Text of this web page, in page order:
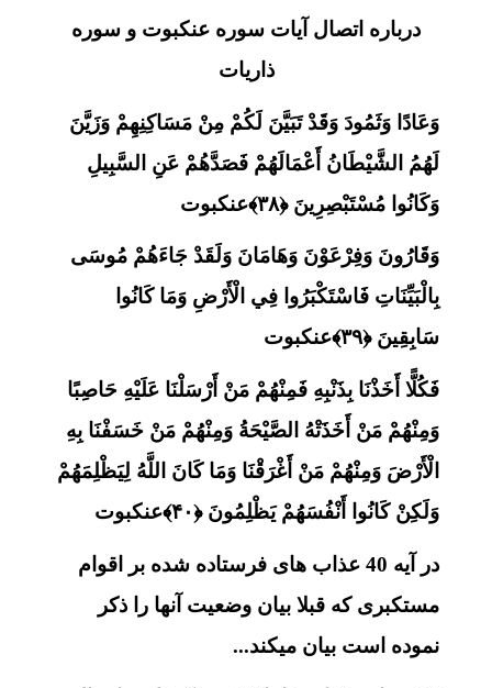
درباره اتصال آیات سوره عنکبوت و سوره
ذاریات
وَعَادًا وَثَمُودَ وَقَدْ تَبَيَّنَ لَكُمْ مِنْ مَسَاكِنِهِمْ وَزَيَّنَ
لَهُمُ الشَّيْطَانُ أَعْمَالَهُمْ فَصَدَّهُمْ عَنِ السَّبِيلِ
وَكَانُوا مُسْتَبْصِرِينَ ﴿۳۸﴾عنکبوت
وَقَارُونَ وَفِرْعَوْنَ وَهَامَانَ وَلَقَدْ جَاءَهُمْ مُوسَى
بِالْبَيِّنَاتِ فَاسْتَكْبَرُوا فِي الْأَرْضِ وَمَا كَانُوا
سَابِقِينَ ﴿۳۹﴾عنکبوت
فَكُلًّا أَخَذْنَا بِذَنْبِهِ فَمِنْهُمْ مَنْ أَرْسَلْنَا عَلَيْهِ حَاصِبًا
وَمِنْهُمْ مَنْ أَخَذَتْهُ الصَّيْحَةُ وَمِنْهُمْ مَنْ خَسَفْنَا بِهِ
الْأَرْضَ وَمِنْهُمْ مَنْ أَغْرَقْنَا وَمَا كَانَ اللَّهُ لِيَظْلِمَهُمْ
وَلَكِنْ كَانُوا أَنْفُسَهُمْ يَظْلِمُونَ ﴿۴۰﴾عنکبوت
در آیه 40 عذاب های فرستاده شده بر اقوام
مستکبری که قبلا بیان وضعیت آنها را ذکر
نموده است بیان میکند...